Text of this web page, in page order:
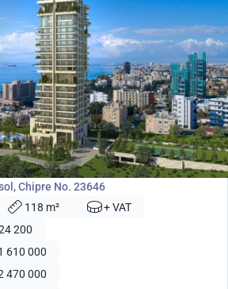
Chipre No. 23646
118 m²
+ VAT
200
610 000
470 000